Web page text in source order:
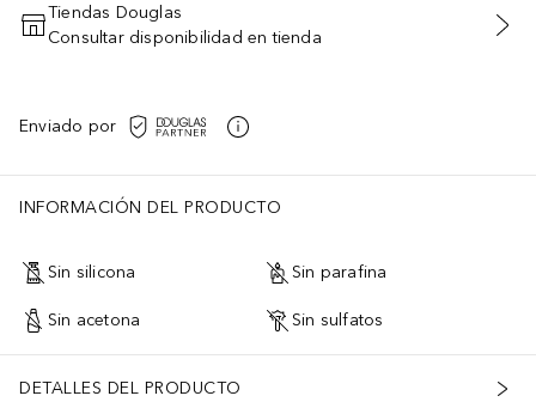
AÑADIR AL CARRITO
Tiendas Douglas
Consultar disponibilidad en tienda
Enviado por
INFORMACIÓN DEL PRODUCTO
Sin silicona Sin parafina
Sin acetona Sin sulfatos
DETALLES DEL PRODUCTO